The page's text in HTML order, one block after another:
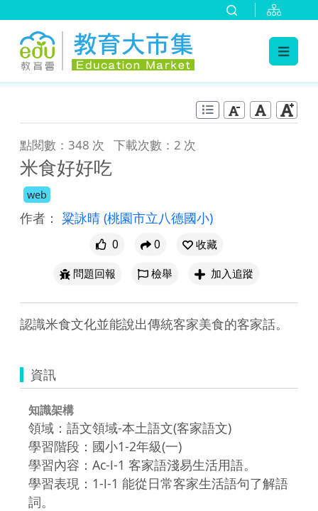
點閱數：348 次 下載次數：2 次
米食好好吃
web
作者： 粱詠晴 (桃園市立八德國小)
0 0
收藏
問題回報
檢舉 加入追蹤
資訊
知識架構
領域：語文領域-本土語文(客家語文)
學習階段：國小1-2年級(一)
學習內容：Ac-Ⅰ-1 客家語淺易生活用語。
學習表現：1-Ⅰ-1 能從日常客家生活語句了解語
詞。